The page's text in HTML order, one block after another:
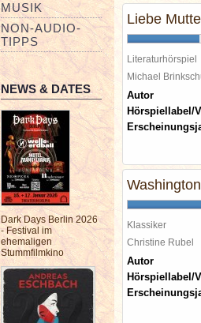
MUSIK
NON-AUDIO-
TIPPS
NEWS & DATES
Dark Days Berlin 2026
- Festival im
ehemaligen
Stummfilmkino
Liebe
Literaturhörspiel
Michael
Autor
Hörspiellabel/
Klassiker
Christine Rubel
Autor
Hörspiellabel/